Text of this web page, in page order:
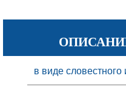
в виде словестного